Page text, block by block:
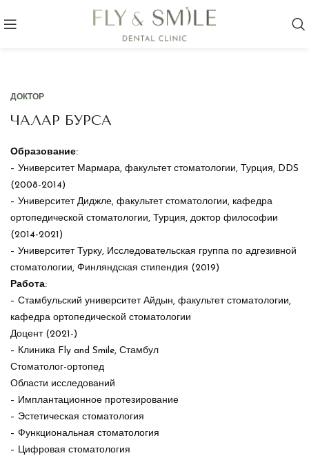
ДОКТОР
ЧАЛАР БУРСА
Образование:
– Университет Мармара, факультет стоматологии, Турция, DDS
(2008-2014)
– Университет Диджле, факультет стоматологии, кафедра
ортопедической стоматологии, Турция, доктор философии
(2014-2021)
– Университет Турку, Исследовательская группа по адгезивной
стоматологии, Финляндская стипендия (2019)
Работа:
– Стамбульский университет Айдын, факультет стоматологии,
кафедра ортопедической стоматологии
Доцент (2021-)
– Клиника Fly and Smile, Стамбул
Стоматолог-ортопед
Области исследований
– Имплантационное протезирование
– Эстетическая стоматология
– Функциональная стоматология
– Цифровая стоматология